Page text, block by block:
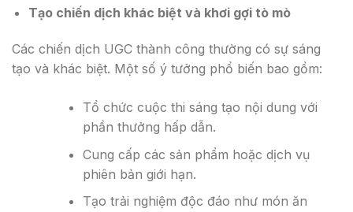
Tạo chiến dịch khác biệt và khơi gợi tò mò
Các chiến dịch UGC thành công thường có sự sáng
tạo và khác biệt. Một số ý tưởng phổ biến bao gồm:
Tổ chức cuộc thi sáng tạo nội dung với
phần thưởng hấp dẫn.
Cung cấp các sản phẩm hoặc dịch vụ
phiên bản giới hạn.
Tạo trải nghiệm độc đáo như món ăn